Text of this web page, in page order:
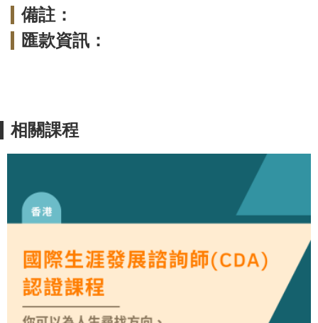
備註：
匯款資訊：
相關課程